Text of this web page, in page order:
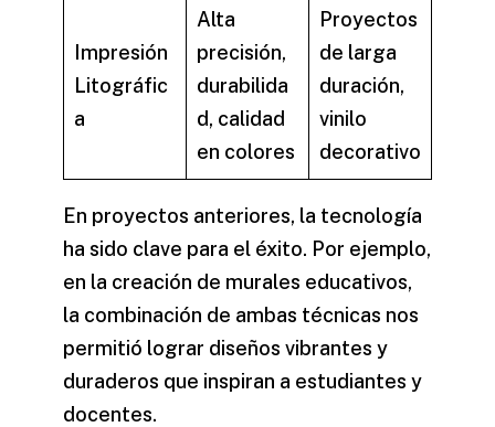
Impresión
Litográfic
a
Alta
precisión,
durabilida
d, calidad
en colores
Proyectos
de larga
duración,
vinilo
decorativo
En proyectos anteriores, la tecnología
ha sido clave para el éxito. Por ejemplo,
en la creación de murales educativos,
la combinación de ambas técnicas nos
permitió lograr diseños vibrantes y
duraderos que inspiran a estudiantes y
docentes.